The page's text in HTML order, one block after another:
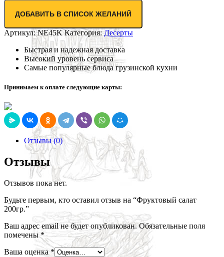
ДОБАВИТЬ В СПИСОК ЖЕЛАНИЙ
Артикул:NE45K Категория:Десерты
Быстрая и надежная доставка
Высокий уровень сервиса
Самые популярные блюда грузинской кухни
Принимаем к оплате следующие карты:
Отзывы (0)
Отзывы
Отзывов пока нет.
Будьте первым, кто оставил отзыв на “Фруктовый салат
200гр.”
Ваш адрес email не будет опубликован. Обязательные поля
помечены*
Ваша оценка*